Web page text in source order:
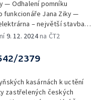
— Odhalení pomníku
funkcionáře Jana Ziky —
– největší stavba
kraji — V
podniků v
— Gastroprag 74 –
kuchařského a
— Náš portrét: Július
Alpami v horkovzdušném
9. 12. 2024na ČT2
2379
kasárnách k uctění
zastřelených českých